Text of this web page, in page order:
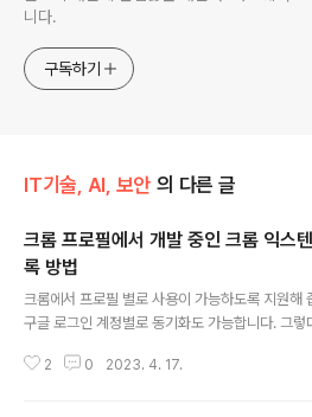
니다.
구독하기
IT기술, AI, 보안 의 다른 글
크롬 프로필에서 개발 중인 크롬 익스
록 방법
크롬에서 프로필 별로 사용이 가능하도록 지원해
구글 로그인 계정별로 동기화도 가능합니다. 그렇
더군요~! 다만 첫 화면에서 확장프로그램 관리 아
2 0 2023. 4. 17.